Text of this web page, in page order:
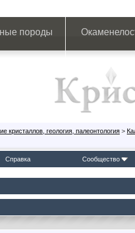
породы
геология, палеонтология >
Справка Сообщество